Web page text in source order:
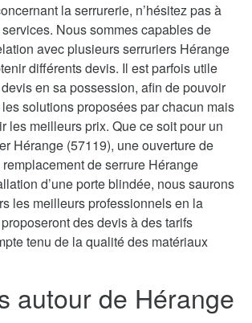
la serrurerie, n’hésitez pas à
Nous sommes capables de
avec plusieurs serruriers Hérange
différents devis. Il est parfois utile
en sa possession, afin de pouvoir
solutions proposées par chacun mais
les meilleurs prix. Que ce soit pour un
Hérange (57119), une ouverture de
de serrure Hérange
d’une porte blindée, nous saurons
les meilleurs professionnels en la
des devis à des tarifs
tenu de la qualité des matériaux
autour de Hérange